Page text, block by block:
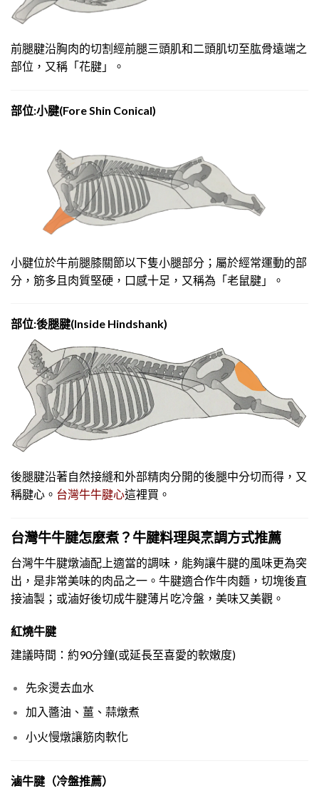
前腿腱沿胸肉的切割經前腿三頭肌和二頭肌切至肱骨遠端之
部位，又稱「花腱」。
部位:小腱(Fore Shin Conical)
小腱位於牛前腿膝關節以下隻小腿部分；屬於經常運動的部
分，筋多且肉質堅硬，口感十足，又稱為「老鼠腱」。
部位:後腿腱(Inside Hindshank)
後腿腱沿著自然接縫和外部精肉分開的後腿中分切而得，又
稱腱心。 台灣牛牛腱心這裡買。
台灣牛牛腱怎麼煮？牛腱料理與烹調方式推薦
台灣牛牛腱燉滷配上適當的調味，能夠讓牛腱的風味更為突
出，是非常美味的肉品之一。牛腱適合作牛肉麵，切塊後直
接滷製；或滷好後切成牛腱薄片吃冷盤，美味又美觀。
紅燒牛腱
建議時間：約90分鐘(或延長至喜愛的軟嫩度)
先汆燙去血水
加入醬油、薑、蒜燉煮
小火慢燉讓筋肉軟化
滷牛腱（冷盤推薦）